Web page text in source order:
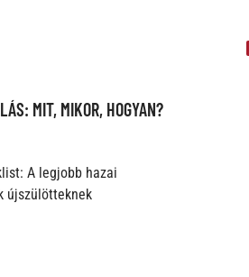
MIT, MIKOR, HOGYAN?